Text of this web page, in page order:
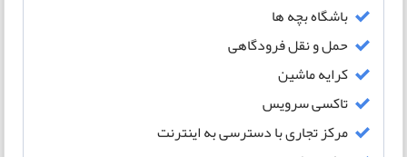
باشگاه بچه ها
حمل و نقل فرودگاهی
کرایه ماشین
تاکسی سرویس
مرکز تجاری با دسترسی به اینترنت